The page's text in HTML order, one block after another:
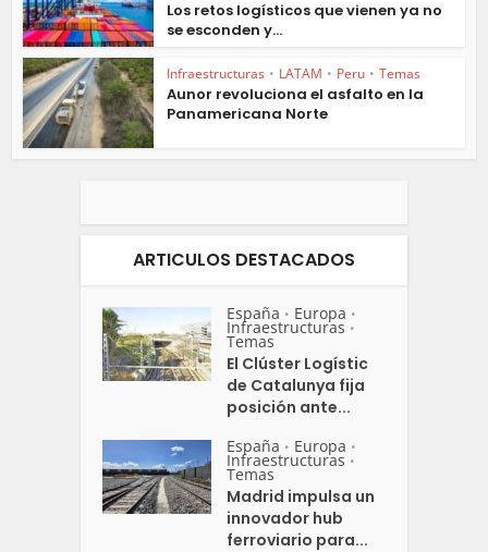
Los retos logísticos que vienen ya no
se esconden y...
Infraestructuras • LATAM • Peru • Temas
Aunor revoluciona el asfalto en la
Panamericana Norte
ARTICULOS DESTACADOS
España • Europa •
Infraestructuras •
Temas
El Clúster Logístic
de Catalunya fija
posición ante...
España • Europa •
Infraestructuras •
Temas
Madrid impulsa un
innovador hub
ferroviario para...